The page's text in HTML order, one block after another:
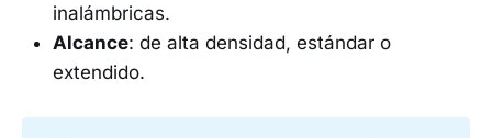
inalámbricas.
Alcance: de alta densidad, estándar o
extendido.